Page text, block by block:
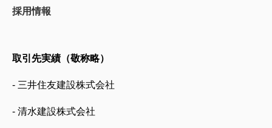
採用情報
取引先実績（敬称略）
- 三井住友建設株式会社
- 清水建設株式会社